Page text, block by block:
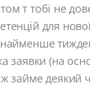
т тобі не
для
заявки (на
займе